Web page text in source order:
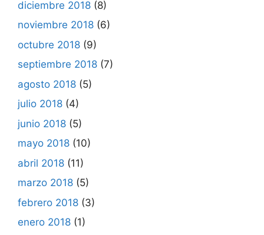
diciembre 2018 (8)
noviembre 2018 (6)
octubre 2018 (9)
septiembre 2018 (7)
agosto 2018 (5)
julio 2018 (4)
junio 2018 (5)
mayo 2018 (10)
abril 2018 (11)
marzo 2018 (5)
febrero 2018 (3)
enero 2018 (1)